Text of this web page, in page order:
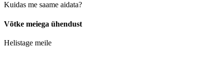
Kuidas me saame aidata?
Võtke meiega ühendust
Helistage meile